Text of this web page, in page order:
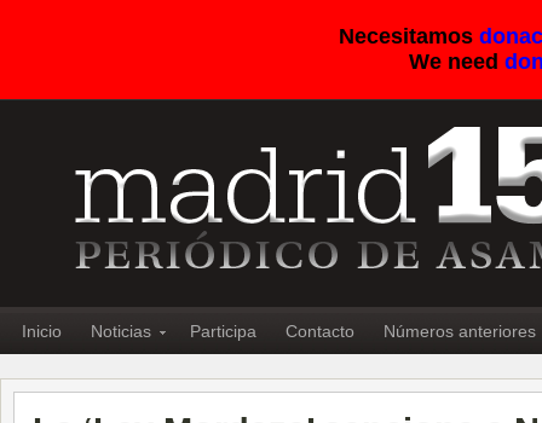
Necesitamos
We need
Inicio Noticias Participa Contacto Números anteriores